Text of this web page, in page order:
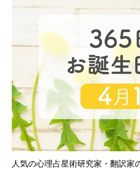
人気の心理占星術研究家・翻訳家